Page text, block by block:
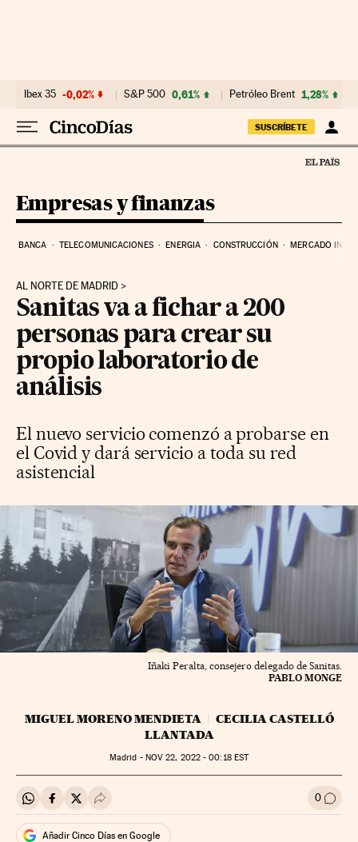
Ibex 35 -0,02% S&P 500 0,61% Petróleo Brent 1,28%
SUSCRÍBETE
Empresas y finanzas
BANCA TELECOMUNICACIONES ENERGIA CONSTRUCCIÓN MERCADO
AL NORTE DE MADRID
Sanitas va a fichar a 200
personas para crear su
propio laboratorio de
análisis
El nuevo servicio comenzó a probarse en
el Covid y dará servicio a toda su red
asistencial
Iñaki Peralta, consejero delegado de Sanitas.
PABLO MONGE
MIGUEL MORENO MENDIETA
CECILIA CASTELLÓ
LLANTADA
Madrid - NOV 22, 2022 - 00:18EST
Compartir en Whatsapp
Compartir en Facebook
Compartir en Twitter
Desplegar Redes Sociales 0 Ir a
Añadir Cinco Días en Google